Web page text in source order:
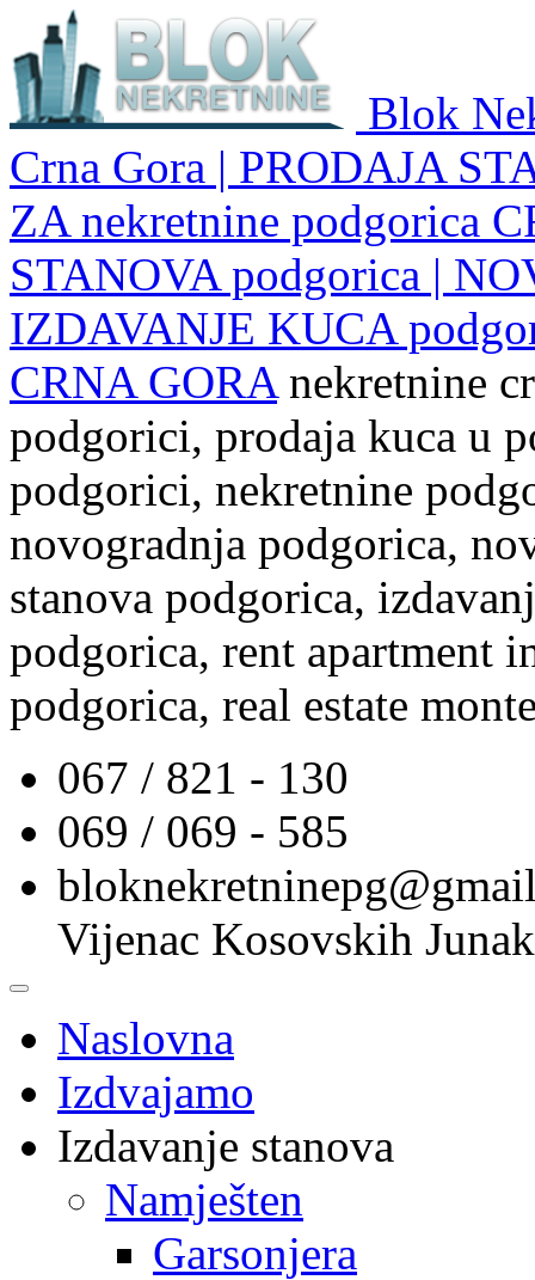
Blok
Crna Gora | PRODAJA
ZA nekretnine podgorica
STANOVA podgorica |
IZDAVANJE KUCA
CRNA GORA nekretnine
podgorici, prodaja kuca u
podgorici, nekretnine
novogradnja podgorica,
stanova podgorica,
podgorica, rent apartment
podgorica, real estate
067 / 821 - 130
069 / 069 - 585
Vijenac Kosovskih
Naslovna
Izdvajamo
Izdavanje stanova
Namješten
Garsonjera